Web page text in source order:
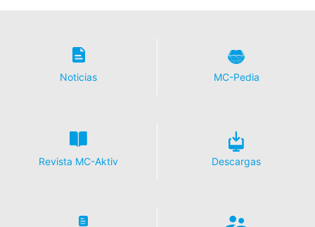
Noticias MC-Pedia
Revista MC-Aktiv Descargas